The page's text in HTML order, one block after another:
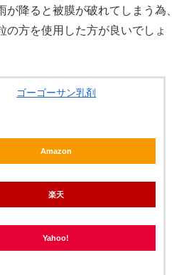
降ると被膜が破れてしまう為、
の方を使用した方が良いでしょ
ゴーゴーサン乳剤
Amazon
楽天
Yahoo!